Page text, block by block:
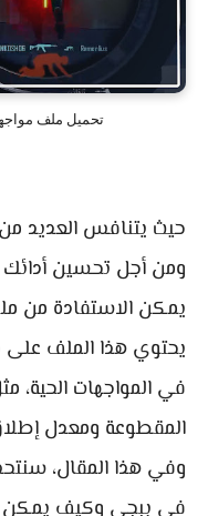
تحميل ملف
حيث يتنافس العديد
ومن أجل تحسين أدائك
يمكن الاستفادة من
يحتوي هذا الملف على
في المواجهات الحية،
المقطوعة ومعدل
وفي هذا المقال،
في ببجي وكيف يمكن